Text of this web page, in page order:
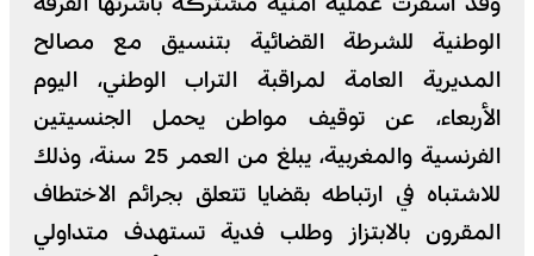
الوطنية للشرطة القضائية بتنسيق مع مصالح
المديرية العامة لمراقبة التراب الوطني، اليوم
الأربعاء، عن توقيف مواطن يحمل الجنسيتين
الفرنسية والمغربية، يبلغ من العمر 25 سنة، وذلك
للاشتباه في ارتباطه بقضايا تتعلق بجرائم الاختطاف
المقرون بالابتزاز وطلب فدية تستهدف متداولي